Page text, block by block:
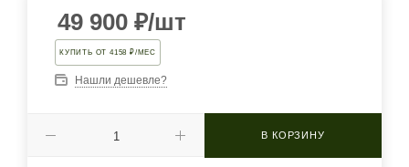
49 900 ₽/шт
КУПИТЬ ОТ 4158 ₽/МЕС
Нашли дешевле?
В КОРЗИНУ